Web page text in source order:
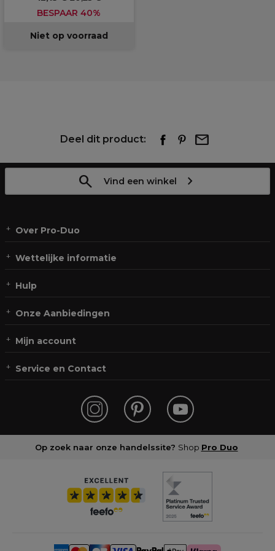
BESPAAR 40%
Niet op voorraad
Deel dit product:
Vind een winkel
Over Pro-Duo
Wettelijke informatie
Hulp
Onze Aanbiedingen
Mijn account
Service en Contact
Op zoek naar onze handelssite? Shop Pro Duo